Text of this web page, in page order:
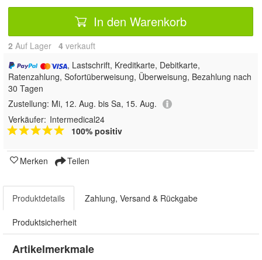
In den Warenkorb
2 Auf Lager 4 verkauft
, Lastschrift, Kreditkarte, Debitkarte,
Ratenzahlung, Sofortüberweisung, Überweisung, Bezahlung nach
30 Tagen
Zustellung: Mi, 12. Aug. bis Sa, 15. Aug.
Verkäufer: Intermedical24
100% positiv
Merken Teilen
Produktdetails Zahlung, Versand & Rückgabe
Produktsicherheit
Artikelmerkmale